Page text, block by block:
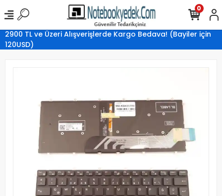
2900 TL ve Üzeri Alışverişlerde Kargo Bedava! (Bayiler için
120USD)
0